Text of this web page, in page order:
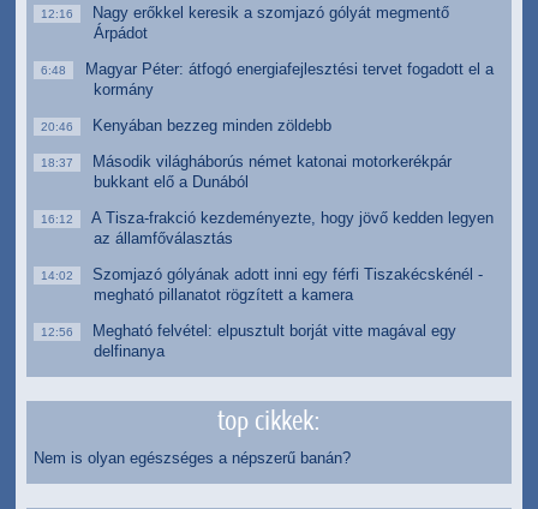
12:16
Nagy erőkkel keresik a szomjazó gólyát megmentő
Árpádot
6:48
Magyar Péter: átfogó energiafejlesztési tervet fogadott el a
kormány
20:46 Kenyában bezzeg minden zöldebb
18:37
Második világháborús német katonai motorkerékpár
bukkant elő a Dunából
16:12
A Tisza-frakció kezdeményezte, hogy jövő kedden legyen
az államfőválasztás
14:02
Szomjazó gólyának adott inni egy férfi Tiszakécskénél -
megható pillanatot rögzített a kamera
12:56
Megható felvétel: elpusztult borját vitte magával egy
delfinanya
top cikkek:
Nem is olyan egészséges a népszerű banán?